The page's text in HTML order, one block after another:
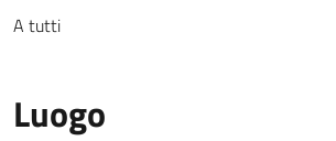
A tutti
Luogo